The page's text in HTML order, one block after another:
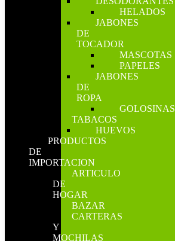
HELADOS
JABONES
DE
TOCADOR
MASCOTAS
PAPELES
JABONES
DE
ROPA
GOLOSINAS
TABACOS
HUEVOS
PRODUCTOS
DE
IMPORTACION
ARTICULO
DE
HOGAR
BAZAR
CARTERAS
Y
MOCHILAS